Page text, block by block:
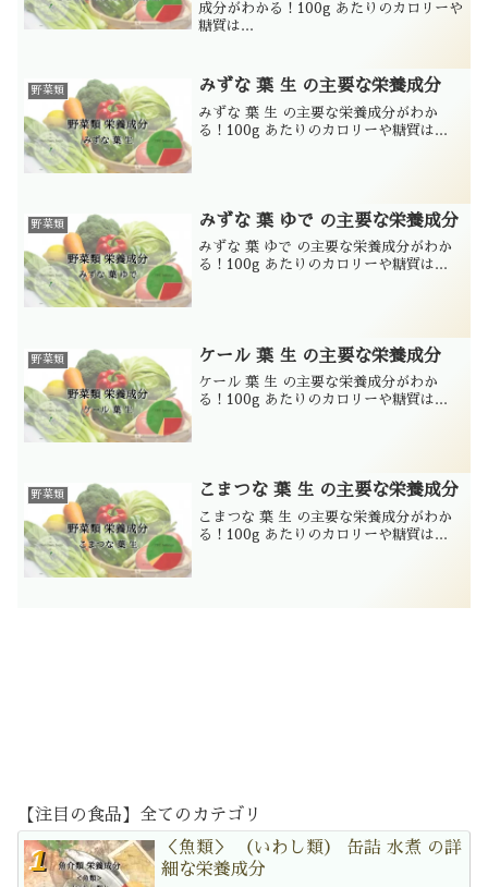
成分がわかる！100g あたりのカロリーや
糖質は...
野菜類 みずな 葉 生 の主要な栄養成分
みずな 葉 生 の主要な栄養成分がわか
る！100g あたりのカロリーや糖質は...
野菜類 みずな 葉 ゆで の主要な栄養成分
みずな 葉 ゆで の主要な栄養成分がわか
る！100g あたりのカロリーや糖質は...
野菜類 ケール 葉 生 の主要な栄養成分
ケール 葉 生 の主要な栄養成分がわか
る！100g あたりのカロリーや糖質は...
野菜類 こまつな 葉 生 の主要な栄養成分
こまつな 葉 生 の主要な栄養成分がわか
る！100g あたりのカロリーや糖質は...
【注目の食品】全てのカテゴリ
＜魚類＞ （いわし類） 缶詰 水煮 の詳
細な栄養成分